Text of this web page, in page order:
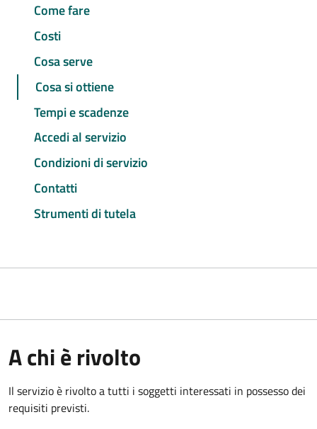
Come fare
Costi
Cosa serve
Cosa si ottiene
Tempi e scadenze
Accedi al servizio
Condizioni di servizio
Contatti
Strumenti di tutela
A chi è rivolto
Il servizio è rivolto a tutti i soggetti interessati in possesso dei
requisiti previsti.